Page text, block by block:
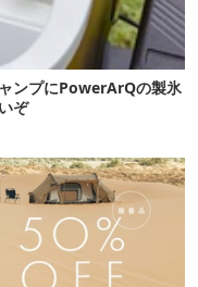
ンプにPowerArQの製氷
ぞ